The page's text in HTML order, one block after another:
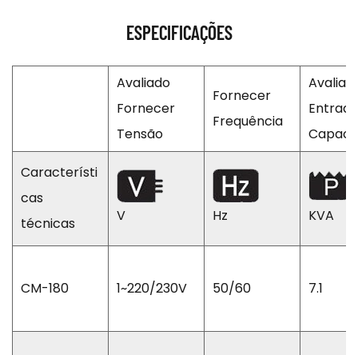
ESPECIFICAÇÕES
Avaliado
Fornecer
Tensão
Fornecer
Frequência
Entrada
Característi
cas
técnicas
V Hz KVA
CM-180 1~220/230V 50/60 7.1